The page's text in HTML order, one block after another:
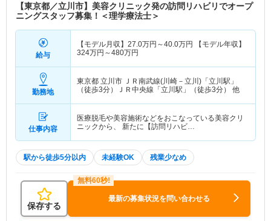
【東京都／立川市】美容クリニック発の訪問リハビリでオープ
ニングスタッフ募集！＜理学療法士＞
給与
【モデル月収】 27.0万円～40.0万円
【モデル年収】
324万円～480万円
勤務地
東京都 立川市 ＪＲ南武線(川崎－立川)「立川駅」
（徒歩3分）ＪＲ中央線「立川駅」（徒歩3分） 他
仕事内容
医療脱毛や美容施術などをおこなっている美容クリ
ニックから、 新たに【訪問リハビ…
駅から徒歩5分以内 未経験OK 残業少なめ
保存する
最新の募集状況を問い合わせる